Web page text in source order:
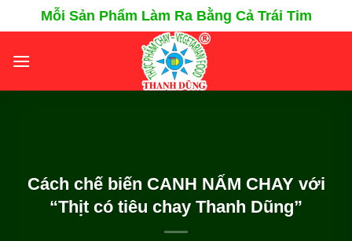
Chuyển
đến
dung
Mỗi Sản Phẩm Làm Ra Bằng Cả Trái Tim
Cách chế biến CANH NẤM CHAY với
“Thịt có tiêu chay Thanh Dũng”